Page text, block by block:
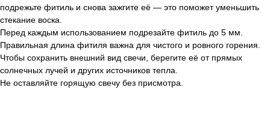
подрежьте фитиль и снова зажгите её — это поможет уменьшить
стекание воска.
Перед каждым использованием подрезайте фитиль до 5 мм.
Правильная длина фитиля важна для чистого и ровного горения.
Чтобы сохранить внешний вид свечи, берегите её от прямых
солнечных лучей и других источников тепла.
Не оставляйте горящую свечу без присмотра.